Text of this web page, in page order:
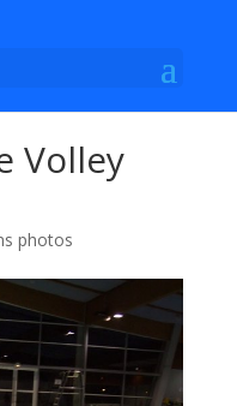
Volley
photos